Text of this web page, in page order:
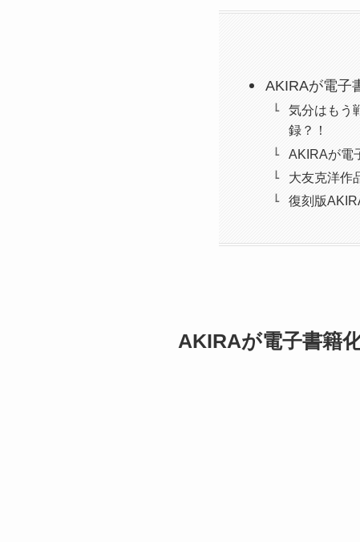
AKIRAが電子
気分はもう
録？！
AKIRAが電
大友克洋作
復刻版
AKIRAが電子書籍